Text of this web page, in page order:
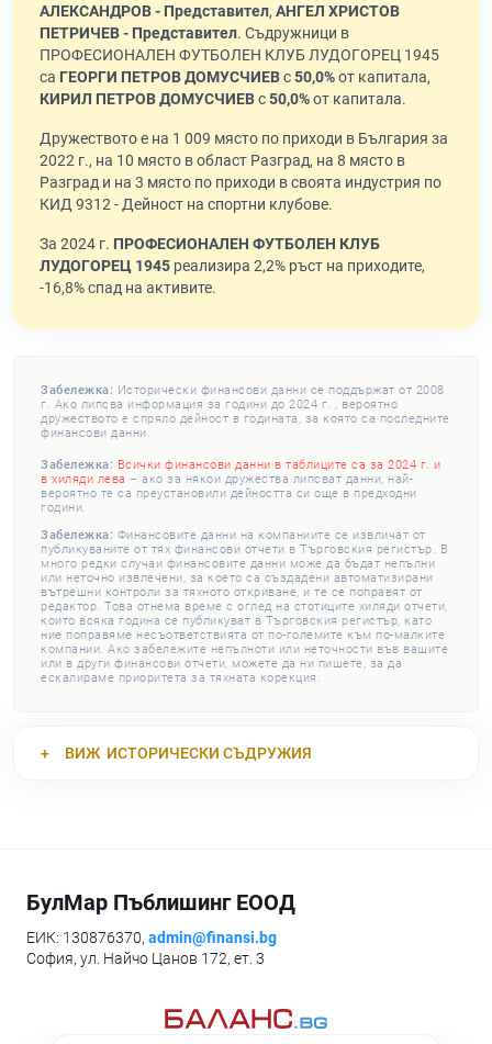
АЛЕКСАНДРОВ - Представител, АНГЕЛ ХРИСТОВ
ПЕТРИЧЕВ - Представител. Съдружници в
ПРОФЕСИОНАЛЕН ФУТБОЛЕН КЛУБ ЛУДОГОРЕЦ 1945
са ГЕОРГИ ПЕТРОВ ДОМУСЧИЕВс50,0%от капитала,
КИРИЛ ПЕТРОВ ДОМУСЧИЕВс50,0%от капитала.
Дружеството е на 1 009 място по приходи в България за
2022 г., на 10 място в област Разград, на 8 място в
Разград и на 3 място по приходи в своята индустрия по
КИД 9312 - Дейност на спортни клубове.
За 2024 г. ПРОФЕСИОНАЛЕН ФУТБОЛЕН КЛУБ
ЛУДОГОРЕЦ 1945 реализира 2,2% ръст на приходите,
-16,8% спад на активите.
Забележка: Исторически финансови данни се поддържат от 2008
г. Ако липсва информация за години до 2024 г. , вероятно
дружеството е спряло дейност в годината, за която са последните
финансови данни.
Забележка: Всички финансови данни в таблиците са за 2024 г. и
в хиляди лева – ако за някои дружества липсват данни, най-
вероятно те са преустановили дейността си още в предходни
години.
Забележка: Финансовите данни на компаниите се извличат от
публикуваните от тях финансови отчети в Търговския регистър. В
много редки случаи финансовите данни може да бъдат непълни
или неточно извлечени, за което са създадени автоматизирани
вътрешни контроли за тяхното откриване, и те се поправят от
редактор. Това отнема време с оглед на стотиците хиляди отчети,
които всяка година се публикуват в Търговския регистър, като
ние поправяме несъответствията от по-големите към по-малките
компании. Ако забележите непълноти или неточности във вашите
или в други финансови отчети, можете да ни пишете, за да
ескалираме приоритета за тяхната корекция.
ВИЖ ИСТОРИЧЕСКИ СЪДРУЖИЯ
БулМар Пъблишинг ЕООД
ЕИК: 130876370, admin@finansi.bg
София, ул. Найчо Цанов 172, ет. 3